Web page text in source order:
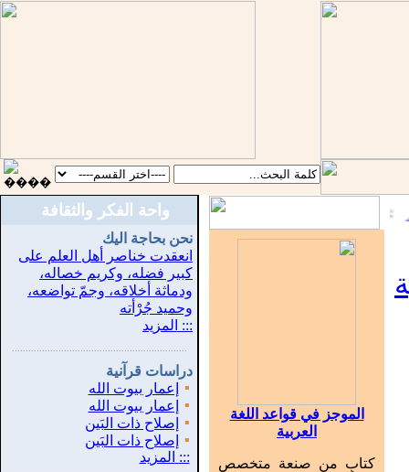
واحة الفكر والثقافة
نحن بحاجة اليك
انعقدت خناصر أهل العلم على
كبير فضله، وكريم خصاله،
ودماثة أخلاقه، وجمّ تواضعه،
وحميد جُرْأته
::: المزيد
دراسات قرآنية
▪
إعمار بيوت الله
▪
إعمار بيوت الله
▪
إصلاح ذات البَين
▪
إصلاح ذات البَين
::: المزيد
الموجز في قواعد اللغة
العربية
كتابٍ من صنعة متخصصٍ